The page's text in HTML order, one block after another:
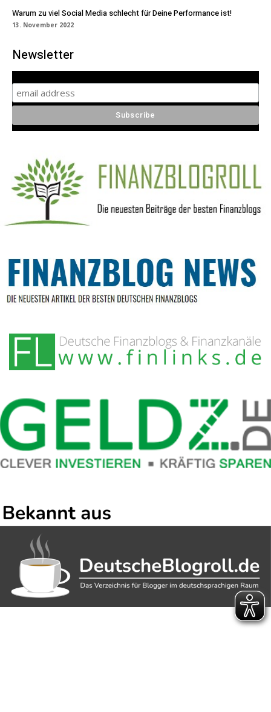
Warum zu viel Social Media schlecht für Deine Performance ist!
13. November 2022
Newsletter